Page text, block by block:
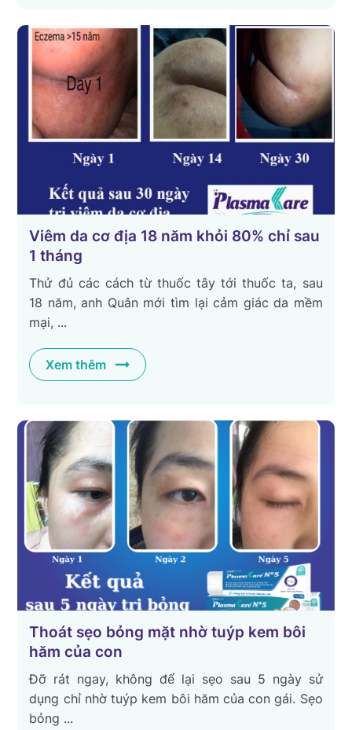
Viêm da cơ địa 18 năm khỏi 80% chỉ sau
1 tháng
Thử đủ các cách từ thuốc tây tới thuốc ta, sau
18 năm, anh Quân mới tìm lại cảm giác da mềm
mại, ...
Xem thêm
Thoát sẹo bỏng mặt nhờ tuýp kem bôi
hăm của con
Đỡ rát ngay, không để lại sẹo sau 5 ngày sử
dụng chỉ nhờ tuýp kem bôi hăm của con gái. Sẹo
bỏng ...